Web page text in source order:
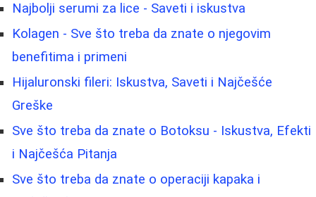
Najbolji serumi za lice - Saveti i iskustva
Kolagen - Sve što treba da znate o njegovim
benefitima i primeni
Hijaluronski fileri: Iskustva, Saveti i Najčešće
Greške
Sve što treba da znate o Botoksu - Iskustva, Efekti
i Najčešća Pitanja
Sve što treba da znate o operaciji kapaka i